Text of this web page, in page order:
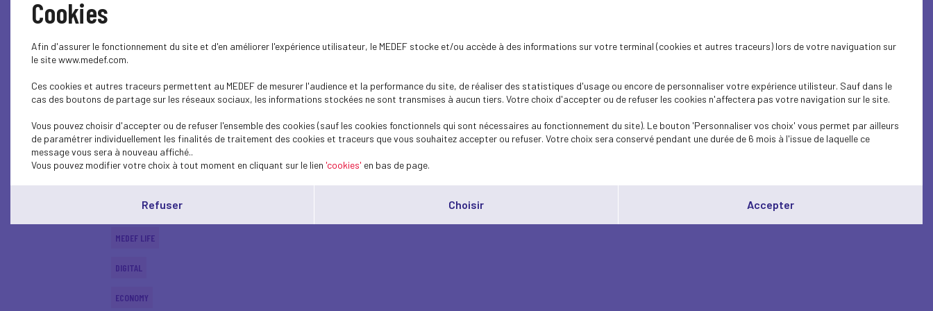
ECONOMY
DIGITAL
ECONOMY
MEDEF LIFE
DIGITAL
ECONOMY
Cookies
Afin d'assurer le fonctionnement du site et d'en améliorer l'expérience utilisateur, le MEDEF stocke et/ou accède à des informations sur votre terminal (cookies et autres traceurs) lors de votre naviguation sur
le site www.medef.com.
Ces cookies et autres traceurs permettent au MEDEF de mesurer l'audience et la performance du site, de réaliser des statistiques d'usage ou encore de personnaliser votre expérience utilisteur. Sauf dans le
cas des boutons de partage sur les réseaux sociaux, les informations stockées ne sont transmises à aucun tiers. Votre choix d'accepter ou de refuser les cookies n'affectera pas votre navigation sur le site.
Vous pouvez choisir d'accepter ou de refuser l'ensemble des cookies (sauf les cookies fonctionnels qui sont nécessaires au fonctionnement du site). Le bouton 'Personnaliser vos choix' vous permet par ailleurs
de paramétrer individuellement les finalités de traitement des cookies et traceurs que vous souhaitez accepter ou refuser. Votre choix sera conservé pendant une durée de 6 mois à l'issue de laquelle ce
message vous sera à nouveau affiché..
Vous pouvez modifier votre choix à tout moment en cliquant sur le lien 'cookies' en bas de page.
Refuser Choisir Accepter